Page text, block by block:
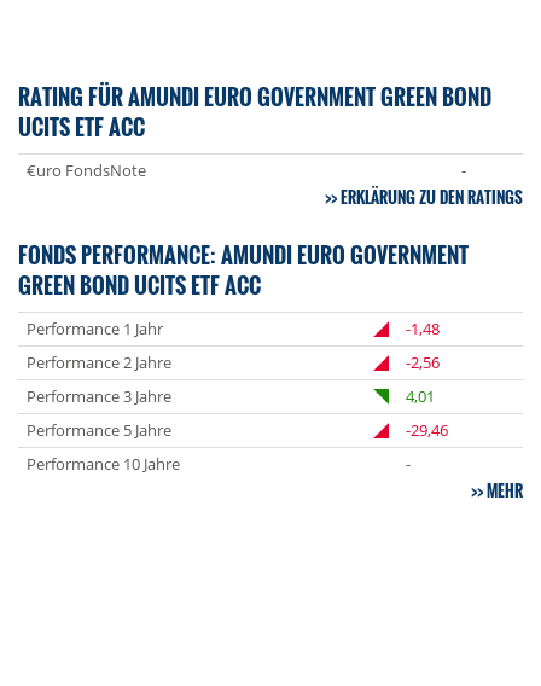
RATING FÜR AMUNDI EURO GOVERNMENT GREEN BOND
UCITS ETF ACC
€uro FondsNote -
ERKLÄRUNG ZU DEN RATINGS
FONDS PERFORMANCE: AMUNDI EURO GOVERNMENT
GREEN BOND UCITS ETF ACC
Performance 1 Jahr
-1,48
Performance 2 Jahre
-2,56
Performance 3 Jahre
4,01
Performance 5 Jahre
-29,46
Performance 10 Jahre
-
MEHR